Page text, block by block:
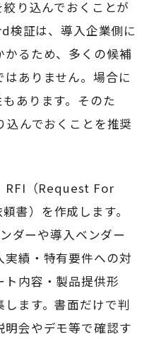
り込んでおくことが
証は、導入企業側に
るため、多くの候補
ありません。場合に
あります。そのた
込んでおくことを推奨
RFI（Request For
書）を作成します。
ダーや導入ベンダー
績・特有要件への対
内容・製品提供形
ます。書面だけで判
会やデモ等で確認す